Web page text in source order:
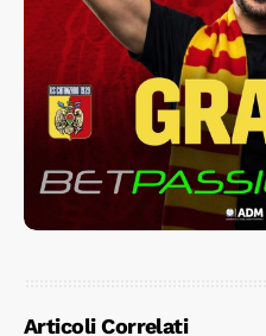
Articoli Correlati